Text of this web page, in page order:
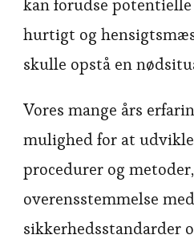
kan forudse potentielle
hurtigt og
skulle opstå en
Vores mange års
mulighed for at
procedurer og
overensstemmelse
sikkerhedsstandarder